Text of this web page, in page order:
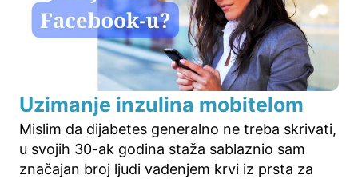
Uzimanje inzulina mobitelom
Mislim da dijabetes generalno ne treba skrivati,
u svojih 30-ak godina staža sablaznio sam
značajan broj ljudi vađenjem krvi iz prsta za